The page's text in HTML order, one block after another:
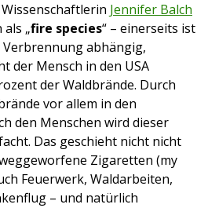
Jennifer Balch
„fire species“ – einerseits ist
abhängig,
der Mensch in den USA
der Waldbrände. Durch
vor allem in den
den Menschen wird dieser
Das geschieht nicht nicht
Zigaretten (my
Feuerwerk, Waldarbeiten,
– und natürlich